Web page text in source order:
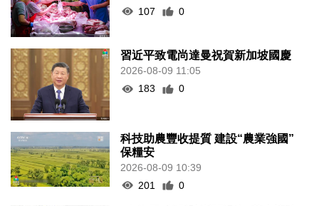
107
0
習近平致電尚達曼祝賀新加坡國慶
2026-08-09 11:05
183
0
科技助農豐收提質 建設“農業強國”
保糧安
2026-08-09 10:39
201
0